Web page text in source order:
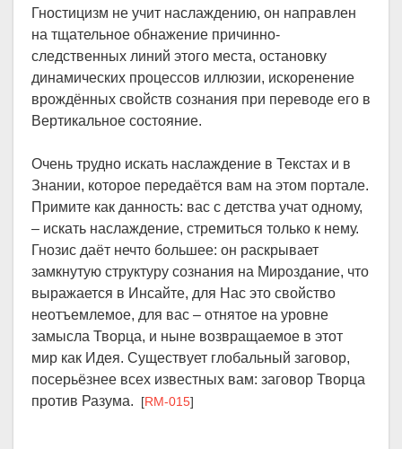
Гностицизм не учит наслаждению, он направлен
на тщательное обнажение причинно-
следственных линий этого места, остановку
динамических процессов иллюзии, искоренение
врождённых свойств сознания при переводе его в
Вертикальное состояние.
Очень трудно искать наслаждение в Текстах и в
Знании, которое передаётся вам на этом портале.
Примите как данность: вас с детства учат одному,
– искать наслаждение, стремиться только к нему.
Гнозис даёт нечто большее: он раскрывает
замкнутую структуру сознания на Мироздание, что
выражается в Инсайте, для Нас это свойство
неотъемлемое, для вас – отнятое на уровне
замысла Творца, и ныне возвращаемое в этот
мир как Идея. Существует глобальный заговор,
посерьёзнее всех известных вам: заговор Творца
против Разума. [RM-015]